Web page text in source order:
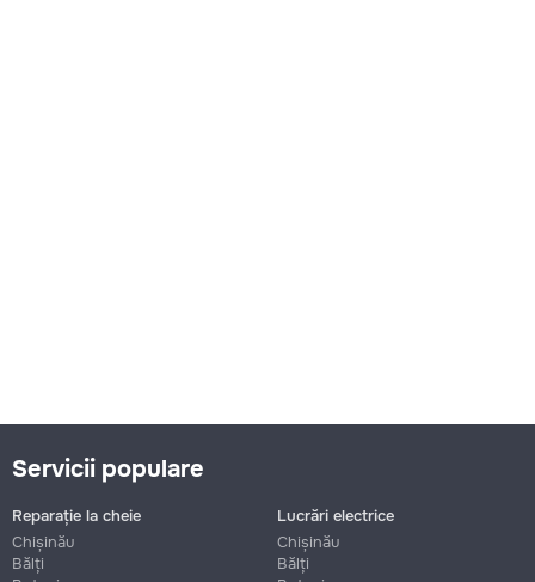
Servicii populare
Reparație la cheie
Chișinău
Bălți
Lucrări electrice
Chișinău
Bălți